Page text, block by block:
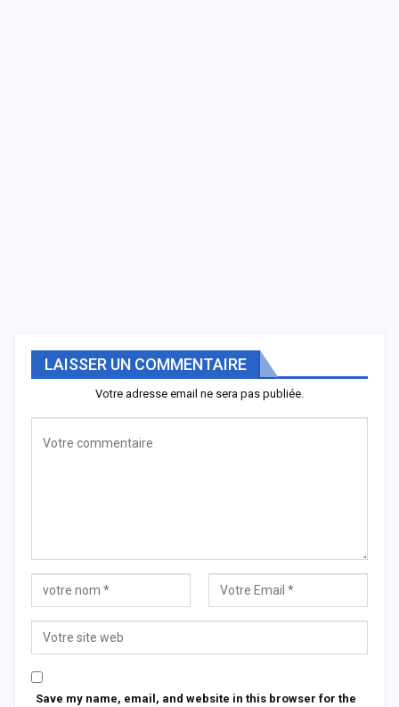
LAISSER UN COMMENTAIRE
Votre adresse email ne sera pas publiée.
Save my name, email, and website in this browser for the